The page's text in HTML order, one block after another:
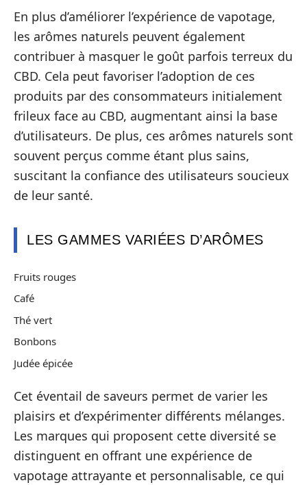
En plus d’améliorer l’expérience de vapotage,
les arômes naturels peuvent également
contribuer à masquer le goût parfois terreux du
CBD. Cela peut favoriser l’adoption de ces
produits par des consommateurs initialement
frileux face au CBD, augmentant ainsi la base
d’utilisateurs. De plus, ces arômes naturels sont
souvent perçus comme étant plus sains,
suscitant la confiance des utilisateurs soucieux
de leur santé.
LES GAMMES VARIÉES D’ARÔMES
Fruits rouges
Café
Thé vert
Bonbons
Judée épicée
Cet éventail de saveurs permet de varier les
plaisirs et d’expérimenter différents mélanges.
Les marques qui proposent cette diversité se
distinguent en offrant une expérience de
vapotage attrayante et personnalisable, ce qui